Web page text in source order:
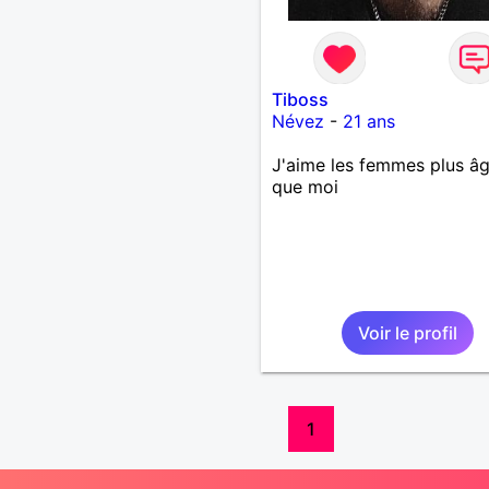
Tiboss
Névez - 21 ans
J'aime les femmes plus
que moi
Voir le profil
1